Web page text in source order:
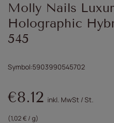
Molly Nails
Holographic
545
Symbol 5903990545702
€8.12 inkl. MwSt /St.
(1,02 € / g)